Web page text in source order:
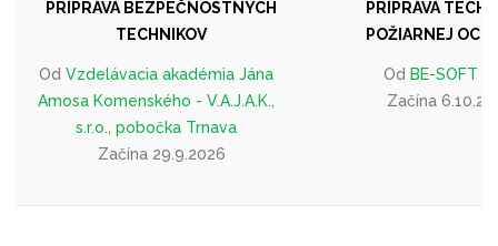
PRÍPRAVA BEZPEČNOSTNÝCH
TECHNIKOV
Od Vzdelávacia akadémia Jána
Amosa Komenského - V.A.J.A.K.,
s.r.o., pobočka Trnava
Začína 29.9.2026
PRÍPRAVA
POŽIARNEJ
Od BE-SOFT
Začína